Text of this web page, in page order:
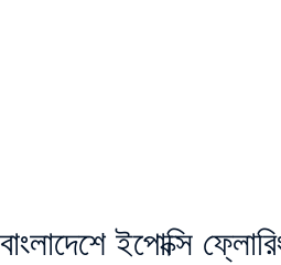
বাংলাদেশে ইপোক্সি